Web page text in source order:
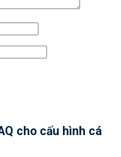
cho cấu hình cá